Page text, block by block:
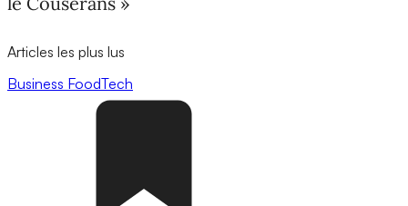
Articles les plus lus
Business FoodTech